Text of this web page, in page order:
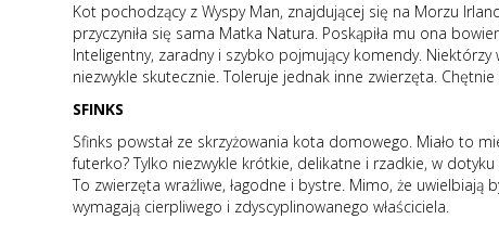
Kot pochodzący z Wyspy Man, znajdującej się na Morzu
przyczyniła się sama Matka Natura. Poskąpiła mu ona
Inteligentny, zaradny i szybko pojmujący komendy.
niezwykle skutecznie. Toleruje jednak inne zwierzęta.
SFINKS
Sfinks powstał ze skrzyżowania kota domowego. Miało to
futerko? Tylko niezwykle krótkie, delikatne i rzadkie, w
To zwierzęta wrażliwe, łagodne i bystre. Mimo, że
wymagają cierpliwego i zdyscyplinowanego właściciela.